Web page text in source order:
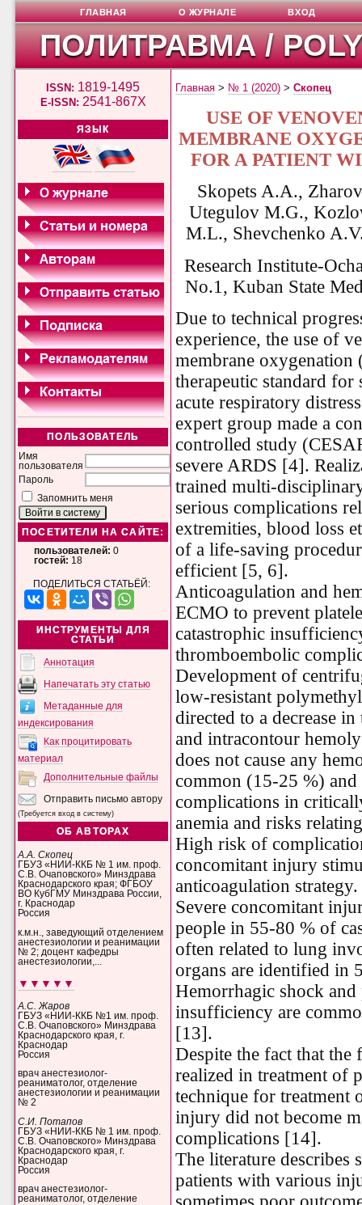
ПОЛИТРАВМА /
ISSN: 1819-1495
E-ISSN: 2541-867X
ЯЗЫК
ПОЛЬЗОВАТЕЛЬ
Имя
пользователя
Пароль
Запомнить меня
ПОСЕТИТЕЛИ НА САЙТЕ:
пользователей: 0
гостей: 18
ПОДЕЛИТЬСЯ СТАТЬЁЙ:
ИНСТРУМЕНТЫ ДЛЯ
СТАТЬИ
Аннотация
Напечатать эту статью
Метаданные для
индексирования
Как процитировать
материал
Дополнительные файлы
Отправить письмо автору
(Требуется вход в систему)
ОБ АВТОРАХ
А.А. Скопец
ГБУЗ «НИИ-ККБ № 1 им. проф.
С.В. Очаповского» Минздрава
Краснодарского края; ФГБОУ
ВО КубГМУ Минздрава России,
г. Краснодар
Россия
к.м.н., заведующий отделением
анестезиологии и реанимации
№ 2; доцент кафедры
анестезиологии,...
▼▼▼▼▼
А.С. Жаров
ГБУЗ «НИИ-ККБ №1 им. проф.
С.В. Очаповского» Минздрава
Краснодарского края, г.
Краснодар
Россия
врач анестезиолог-
реаниматолог, отделение
анестезиологии и реанимации
№ 2
С.И. Потапов
ГБУЗ «НИИ-ККБ № 1 им. проф.
С.В. Очаповского» Минздрава
Краснодарского края, г.
Краснодар
Россия
врач анестезиолог-
реаниматолог, отделение
ГЛАВНАЯ О ЖУРНАЛЕ ВХОД
Главная > № 1 (2020) >Скопец
USE OF
MEMBRANE
FOR A PATIENT
Skopets A.A.,
Utegulov M.G.,
M.L., Shevchenko
Research Institute-
No.1,Kuban State
Due to technical
experience, the use of
membrane oxygenation
therapeutic standard
acute respiratory
expert group made a
controlled study
severe ARDS [4].
trained multi-
serious complications
extremities, blood loss
of a life-saving
efficient [5, 6].
Anticoagulation and
ECMO to prevent
catastrophic
thromboembolic
Development of
low-resistant
directed to a decrease
and intracontour
does not cause any
common (15-25 %) and
complications in
anemia and risks
High risk of
concomitant injury
anticoagulation strategy.
Severe concomitant
people in 55-80 % of
often related to lung
organs are identified in
Hemorrhagic shock
insufficiency are
[13].
Despite the fact that the
realized in treatment of
technique for treatment
injury did not become
complications [14].
The literature describes
patients with various